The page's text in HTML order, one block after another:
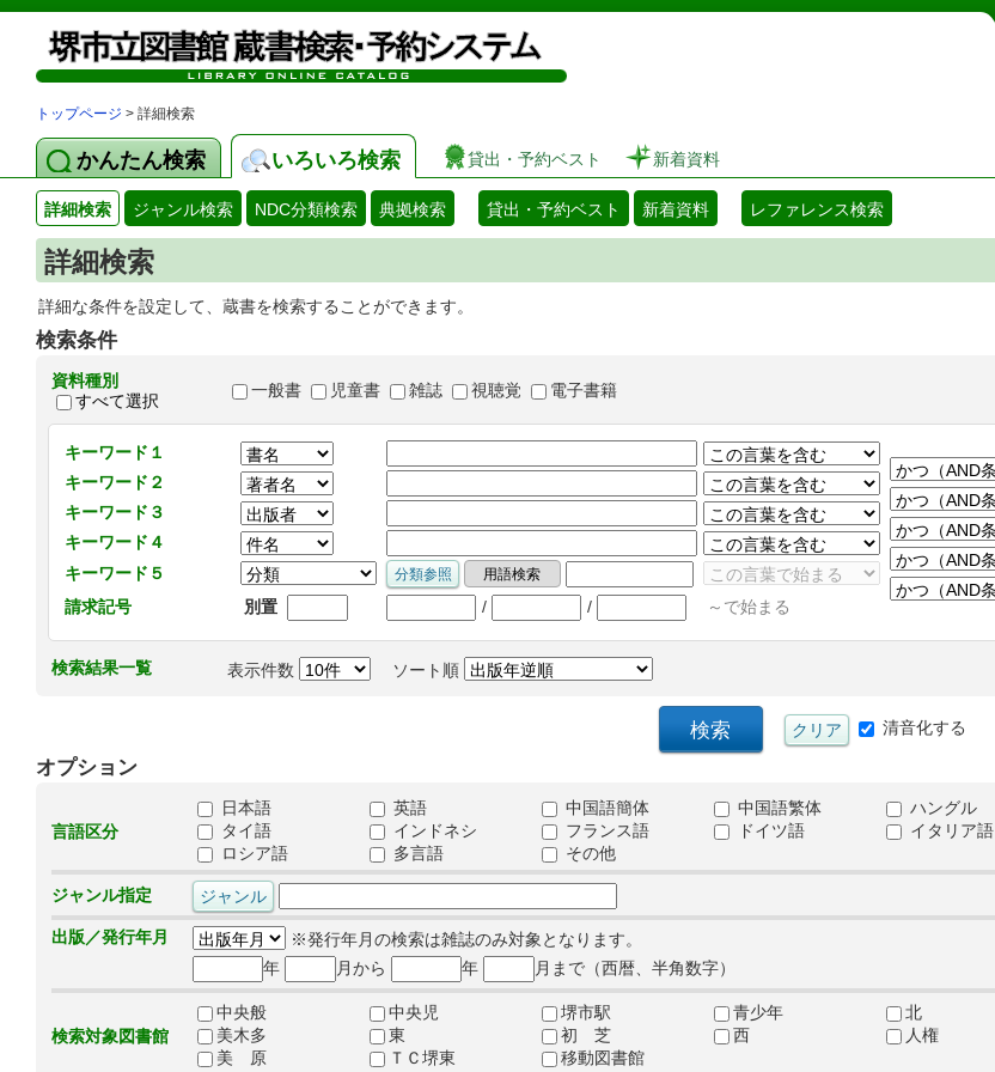
図書館 蔵書検索・予約システム
トップページ > 詳細検索
かんたん検索 いろいろ検索 貸出・予約ベスト 新着資料
詳細検索 ジャンル検索 NDC分類検索 典拠検索 貸出・予約ベスト 新着資料 レファレンス検索
詳細検索
詳細な条件を設定して、蔵書を検索することができます。
検索条件
資料種別
すべて選択
一般書 児童書 雑誌 視聴覚 電子書籍
キーワード１
キーワード２
キーワード３
キーワード４
キーワード５
請求記号
別置 / / ～で始まる
検索結果一覧 表示件数 ソート順
清音化する
オプション
言語区分
日本語 英語 中国語簡体 中国語繁体 ハングル
タイ語
インドネシ フランス語 ドイツ語 イタリア語
ロシア語
多言語 その他
ジャンル指定
出版／発行年月
※発行年月の検索は雑誌のみ対象となります。
年
月から 年 月まで（西暦、半角数字）
検索対象図書館
中央般 中央児 堺市駅 青少年 北
美木多
東 初 芝 西 人権
美 原
ＴＣ堺東 移動図書館